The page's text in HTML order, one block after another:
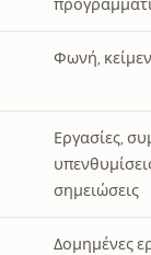
Φωνή,
Εργασίες,
σημειώσεις
Δομημένες